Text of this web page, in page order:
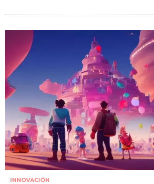
INNOVACIÓN